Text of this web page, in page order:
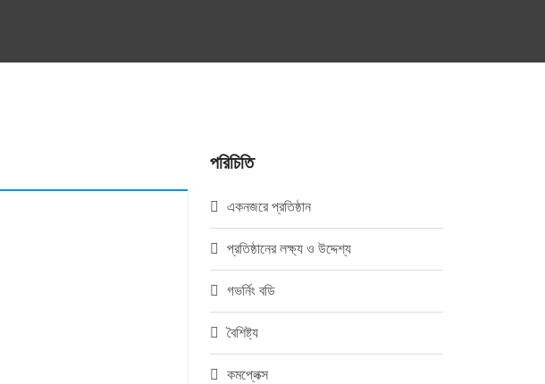
পরিচিতি
একনজরে প্রতিষ্ঠান
প্রতিষ্ঠানের লক্ষ্য ও উদ্দেশ্য
গভর্নিং বডি
বৈশিষ্ট্য
কমপ্লেক্স